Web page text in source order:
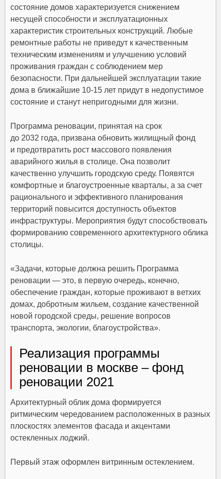
состояние домов характеризуется снижением
несущей способности и эксплуатационных
характеристик строительных конструкций. Любые
ремонтные работы не приведут к качественным
техническим изменениям и улучшению условий
проживания граждан с соблюдением мер
безопасности. При дальнейшей эксплуатации такие
дома в ближайшие 10-15 лет придут в недопустимое
состояние и станут непригодными для жизни.
Программа реновации, принятая на срок
до 2032 года, призвана обновить жилищный фонд
и предотвратить рост массового появления
аварийного жилья в столице. Она позволит
качественно улучшить городскую среду. Появятся
комфортные и благоустроенные кварталы, а за счет
рационального и эффективного планирования
территорий повысится доступность объектов
инфраструктуры. Мероприятия будут способствовать
формированию современного архитектурного облика
столицы.
«Задачи, которые должна решить Программа
реновации — это, в первую очередь, конечно,
обеспечение граждан, которые проживают в ветхих
домах, добротным жильем, создание качественной
новой городской среды, решение вопросов
транспорта, экологии, благоустройства».
Реализация программы
реновации в москве – фонд
реновации 2021
Архитектурный облик дома формируется
ритмическим чередованием расположенных в разных
плоскостях элементов фасада и акцентами
остекленных лоджий.
Первый этаж оформлен витринным остеклением.